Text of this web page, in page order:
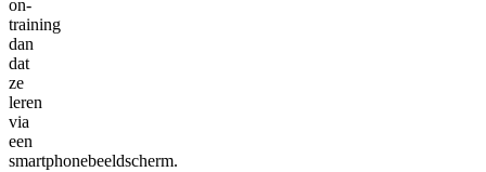
on-
training
dan
dat
ze
leren
via
een
smartphonebeeldscherm.